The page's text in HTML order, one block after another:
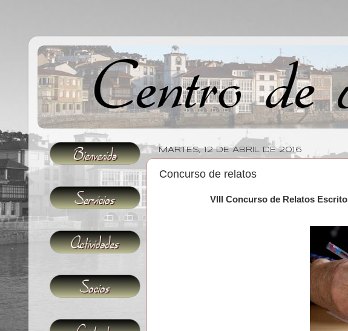
MARTES, 12 DE ABRIL DE 2016
Concurso de relatos
VIII Concurso de Relatos